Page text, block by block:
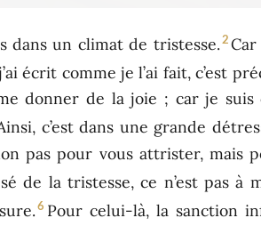
dans un climat de tristesse.2
écrit comme je l’ai fait, c’est
donner de la joie ; car je suis
c’est dans une grande
pas pour vous attrister, mais
de la tristesse, ce n’est pas à
6 Pour celui-là, la sanction